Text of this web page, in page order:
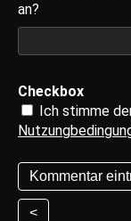
an?
Checkbox
Ich stimme
<